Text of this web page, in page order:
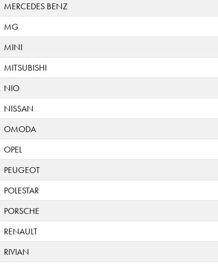
MERCEDES BENZ
MG
MINI
MITSUBISHI
NIO
NISSAN
OMODA
OPEL
PEUGEOT
POLESTAR
PORSCHE
RENAULT
RIVIAN